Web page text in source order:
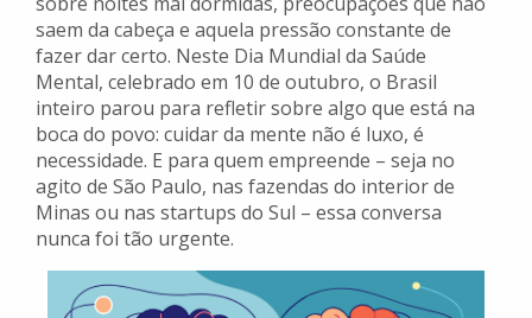
saem da cabeça e aquela pressão constante de
fazer dar certo. Neste Dia Mundial da Saúde
Mental, celebrado em 10 de outubro, o Brasil
inteiro parou para refletir sobre algo que está na
boca do povo: cuidar da mente não é luxo, é
necessidade. E para quem empreende – seja no
agito de São Paulo, nas fazendas do interior de
Minas ou nas startups do Sul – essa conversa
nunca foi tão urgente.